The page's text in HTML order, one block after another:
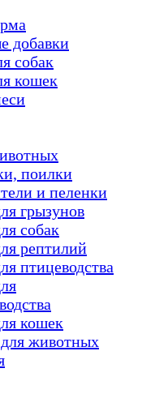
добавки
собак
кошек
поилки
и пеленки
грызунов
собак
рептилий
птицеводства
кошек
животных